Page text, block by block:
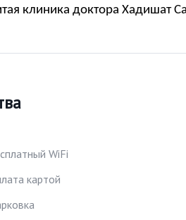
клиника доктора Хадишат
WiFi
картой